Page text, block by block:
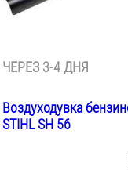
ЧЕРЕЗ 3-4 ДНЯ
Воздуходувка
STIHL SH 56